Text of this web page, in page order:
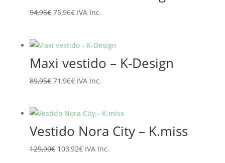
94,95€ El
era:
94,95€.
75,96€El
es:
75,96€.
IVA Inc.
Maxi vestido – K-Design
89,95€ El
era:
89,95€.
71,96€El
es:
71,96€.
IVA Inc.
Vestido Nora City – K.miss
129,90€ El
103,92€ElIVA Inc.